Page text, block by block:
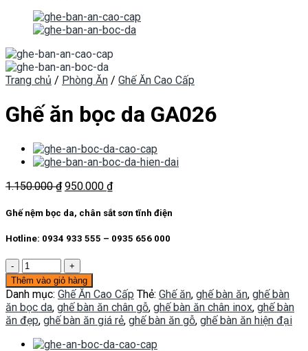
Trang chủ / Phòng Ăn / Ghế Ăn Cao Cấp
Ghế ăn bọc da GA026
1.150.000₫ Giá
là:
950.000 ₫Giá
tại
950.000 ₫.
Ghế nệm bọc da, chân sắt sơn tĩnh điện
Hotline: 0934 933 555 – 0935 656 000
Ghế
ăn
bọc
da
GA026
số
lượng
Thêm vào giỏ hàng
Danh mục: Ghế Ăn Cao Cấp Thẻ: Ghế ăn, ghế bàn ăn, ghế bàn
ăn bọc da, ghế bàn ăn chân gỗ, ghế bàn ăn chân inox, ghế bàn
ăn đẹp, ghế bàn ăn giá rẻ, ghế bàn ăn gỗ, ghế bàn ăn hiện đại